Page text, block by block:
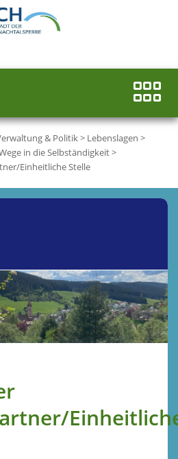
& Politik> Lebenslagen >
in die Selbständigkeit>
Einheitliche Stelle